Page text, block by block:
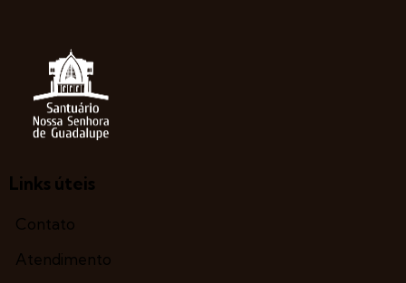
Links úteis
Contato
Atendimento